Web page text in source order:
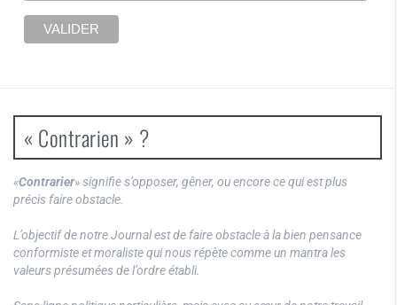
« Contrarien » ?
«Contrarier» signifie s’opposer, gêner, ou encore ce qui est plus
précis faire obstacle.
L’objectif de notre Journal est de faire obstacle à la bien pensance
conformiste et moraliste qui nous répète comme un mantra les
valeurs présumées de l’ordre établi.